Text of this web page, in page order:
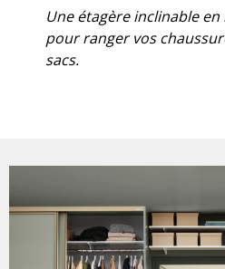
Une étagère inclinable
pour ranger vos
sacs.